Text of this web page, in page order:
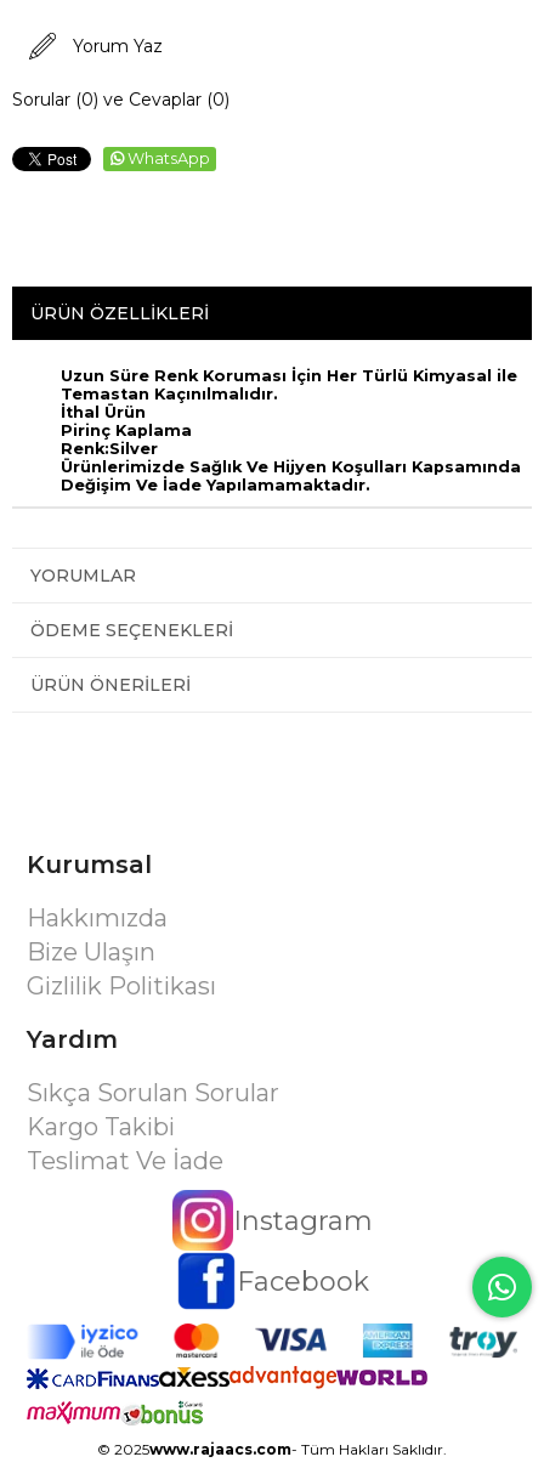
Yorum Yaz
Sorular (0) ve Cevaplar (0)
WhatsApp
ÜRÜN ÖZELLIKLERI
Uzun Süre Renk Koruması İçin Her Türlü Kimyasal ile
Temastan Kaçınılmalıdır.
İthal Ürün
Pirinç Kaplama
Renk:Silver
Ürünlerimizde Sağlık Ve Hijyen Koşulları Kapsamında
Değişim Ve İade Yapılamamaktadır.
YORUMLAR
ÖDEME SEÇENEKLERI
ÜRÜN ÖNERILERI
Kurumsal
Hakkımızda
Bize Ulaşın
Gizlilik Politikası
Yardım
Sıkça Sorulan Sorular
Kargo Takibi
Teslimat Ve İade
Instagram
Facebook
© 2025www.rajaacs.com- Tüm Hakları Saklıdır.